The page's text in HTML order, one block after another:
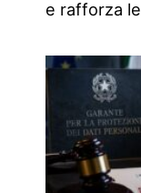
e rafforza